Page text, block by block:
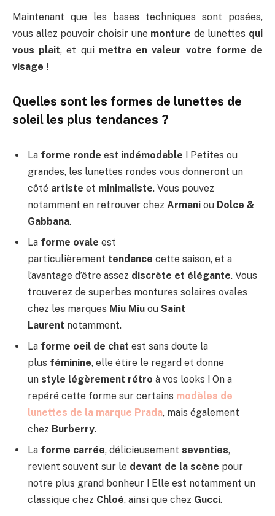
Maintenant que les bases techniques sont posées,
vous allez pouvoir choisir une monture de lunettes qui
vous plait, et qui mettra en valeur votre forme de
visage !
Quelles sont les formes de lunettes de
soleil les plus tendances ?
La forme ronde est indémodable ! Petites ou
grandes, les lunettes rondes vous donneront un
côté artiste et minimaliste. Vous pouvez
notamment en retrouver chez Armani ou Dolce &
Gabbana.
La forme ovale est
particulièrement tendance cette saison, et a
l’avantage d’être assez discrète et élégante. Vous
trouverez de superbes montures solaires ovales
chez les marques Miu Miu ou Saint
Laurent notamment.
La forme oeil de chat est sans doute la
plus féminine, elle étire le regard et donne
un style légèrement rétro à vos looks ! On a
repéré cette forme sur certains modèles de
lunettes de la marque Prada, mais également
chez Burberry.
La forme carrée, délicieusement seventies,
revient souvent sur le devant de la scène pour
notre plus grand bonheur ! Elle est notamment un
classique chez Chloé, ainsi que chez Gucci.